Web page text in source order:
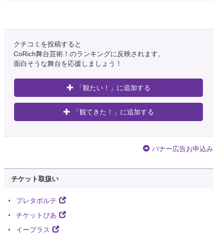
クチコミを投稿すると
CoRich舞台芸術！のランキングに反映されます。
面白そうな舞台を応援しましょう！
「観たい！」に追加する
「観てきた！」に追加する
バナー広告お申込み
チケット取扱い
プレタポルテ
チケットぴあ
イープラス